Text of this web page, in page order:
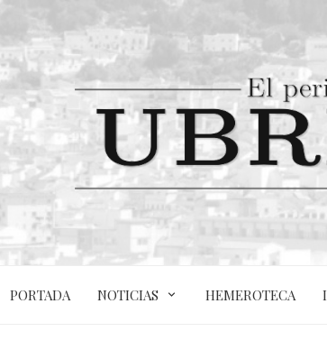
PORTADA NOTICIAS HEMEROTECA